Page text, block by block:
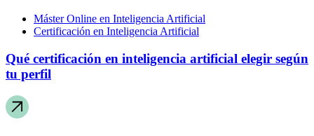
Máster Online en Inteligencia Artificial
Certificación en Inteligencia Artificial
Qué certificación en inteligencia artificial elegir según
tu perfil